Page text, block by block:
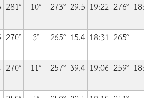
281° 10° 273° 29.5 19:22 276°
270° 3° 265° 15.4 18:31 265°
-
270° 11° 257° 39.4 19:06 259°